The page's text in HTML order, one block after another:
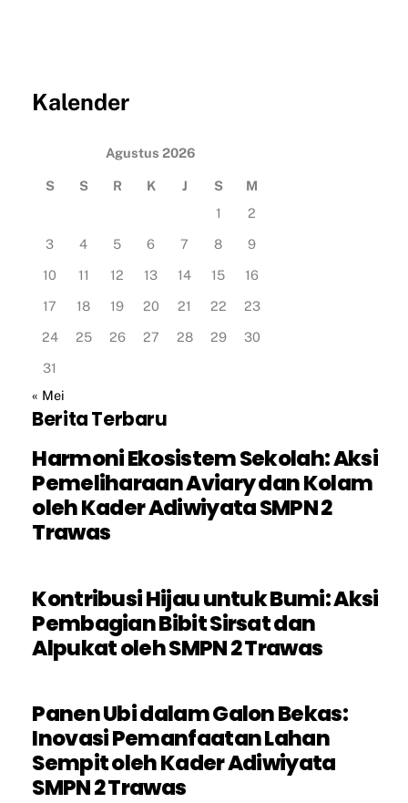
Kalender
Agustus 2026
S S R K J S
M
1
2
3
4 5 6 7 8
9
10
11 12 13 14 15
16
17
18 19 20 21 22
23
24
25 26 27 28 29
30
31
« Mei
Berita Terbaru
Harmoni Ekosistem Sekolah: Aksi
Pemeliharaan Aviary dan Kolam
oleh Kader Adiwiyata SMPN 2
Trawas
Kontribusi Hijau untuk Bumi: Aksi
Pembagian Bibit Sirsat dan
Alpukat oleh SMPN 2 Trawas
Panen Ubi dalam Galon Bekas:
Inovasi Pemanfaatan Lahan
Sempit oleh Kader Adiwiyata
SMPN 2 Trawas